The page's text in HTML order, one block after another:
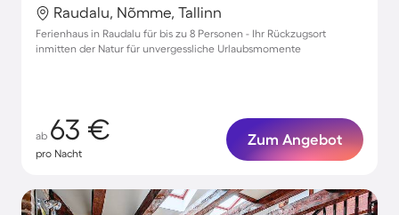
Raudalu, Nõmme, Tallinn
Ferienhaus in Raudalu für bis zu 8 Personen - Ihr Rückzugsort
inmitten der Natur für unvergessliche Urlaubsmomente
ab 63 €
pro Nacht
Zum Angebot